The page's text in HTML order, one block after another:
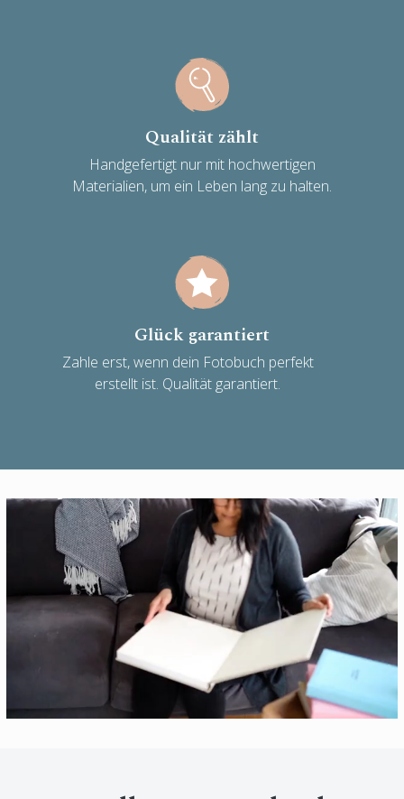
Qualität zählt
Handgefertigt nur mit hochwertigen
Materialien, um ein Leben lang zu halten.
Glück garantiert
Zahle erst, wenn dein Fotobuch perfekt
erstellt ist. Qualität garantiert.